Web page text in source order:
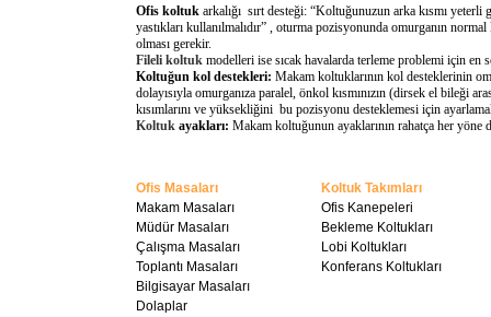
Ofis koltuk arkalığı sırt desteği: “Koltuğunuzun arka kısmı
yastıkları kullanılmalıdır” , oturma pozisyonunda omurganın
olması gerekir.
Fileli koltuk modelleri ise sıcak havalarda terleme problemi için
Koltuğun kol destekleri: Makam koltuklarının kol desteklerinin
dolayısıyla omurganıza paralel, önkol kısmınızın (dirsek el bileği
kısımlarını ve yüksekliğini bu pozisyonu desteklemesi için
Koltuk ayakları: Makam koltuğunun ayaklarının rahatça her
Ofis Masaları
Koltuk Takımları
Makam Masaları
Ofis Kanepeleri
Müdür Masaları
Bekleme Koltukları
Çalışma Masaları
Lobi Koltukları
Toplantı Masaları
Konferans Koltukları
Bilgisayar Masaları
Dolaplar